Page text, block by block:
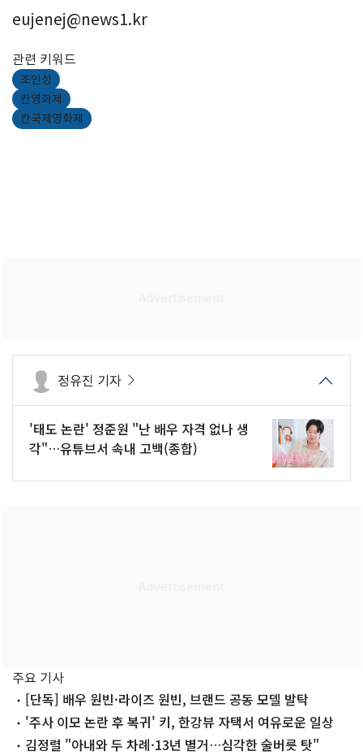
eujenej@news1.kr
관련 키워드
조인성
칸영화제
칸국제영화제
정유진 기자
'태도 논란' 정준원 "난 배우 자격 없나 생
각"…유튜브서 속내 고백(종합)
주요 기사
[단독] 배우 원빈·라이즈 원빈, 브랜드 공동 모델 발탁
'주사 이모 논란 후 복귀' 키, 한강뷰 자택서 여유로운 일상
김정렬 "아내와 두 차례·13년 별거…심각한 술버릇 탓"